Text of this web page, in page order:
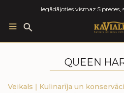
Iegādājoties vismaz 5 preces,
Search
for:
QUEEN
Veikals | Kulinarīja un